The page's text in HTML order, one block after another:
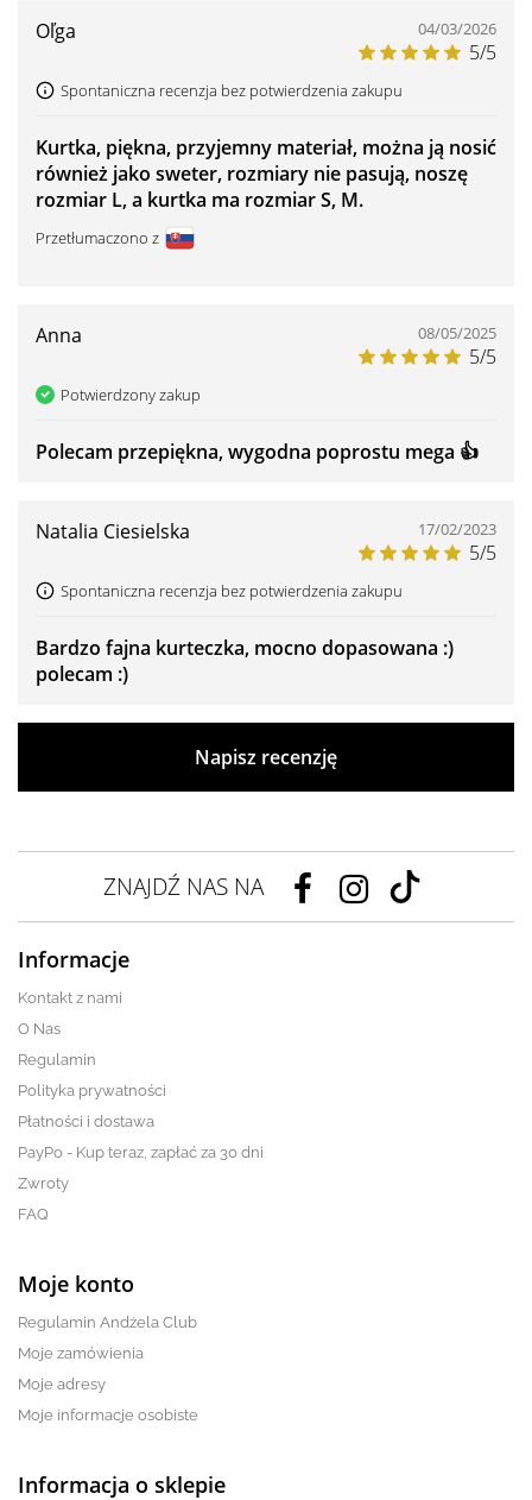
Oľga 04/03/2026
5/5
Spontaniczna recenzja bez potwierdzenia zakupu
Kurtka, piękna, przyjemny materiał, można ją nosić
również jako sweter, rozmiary nie pasują, noszę
rozmiar L, a kurtka ma rozmiar S, M.
Przetłumaczono z
Anna 08/05/2025
5/5
Potwierdzony zakup
Polecam przepiękna, wygodna poprostu mega 👍️
Natalia Ciesielska 17/02/2023
5/5
Spontaniczna recenzja bez potwierdzenia zakupu
Bardzo fajna kurteczka, mocno dopasowana :)
polecam :)
Napisz recenzję
ZNAJDŹ NAS NA
Informacje
Kontakt z nami
O Nas
Regulamin
Polityka prywatności
Płatności i dostawa
PayPo - Kup teraz, zapłać za 30 dni
Zwroty
FAQ
Moje konto
Regulamin Andżela Club
Moje zamówienia
Moje adresy
Moje informacje osobiste
Informacja o sklepie